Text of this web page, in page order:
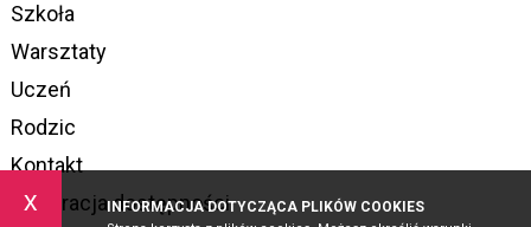
x INFORMACJA DOTYCZĄCA PLIKÓW COOKIES
Szkoła
Warsztaty
Uczeń
Rodzic
Kontakt
Deklaracja dostępności